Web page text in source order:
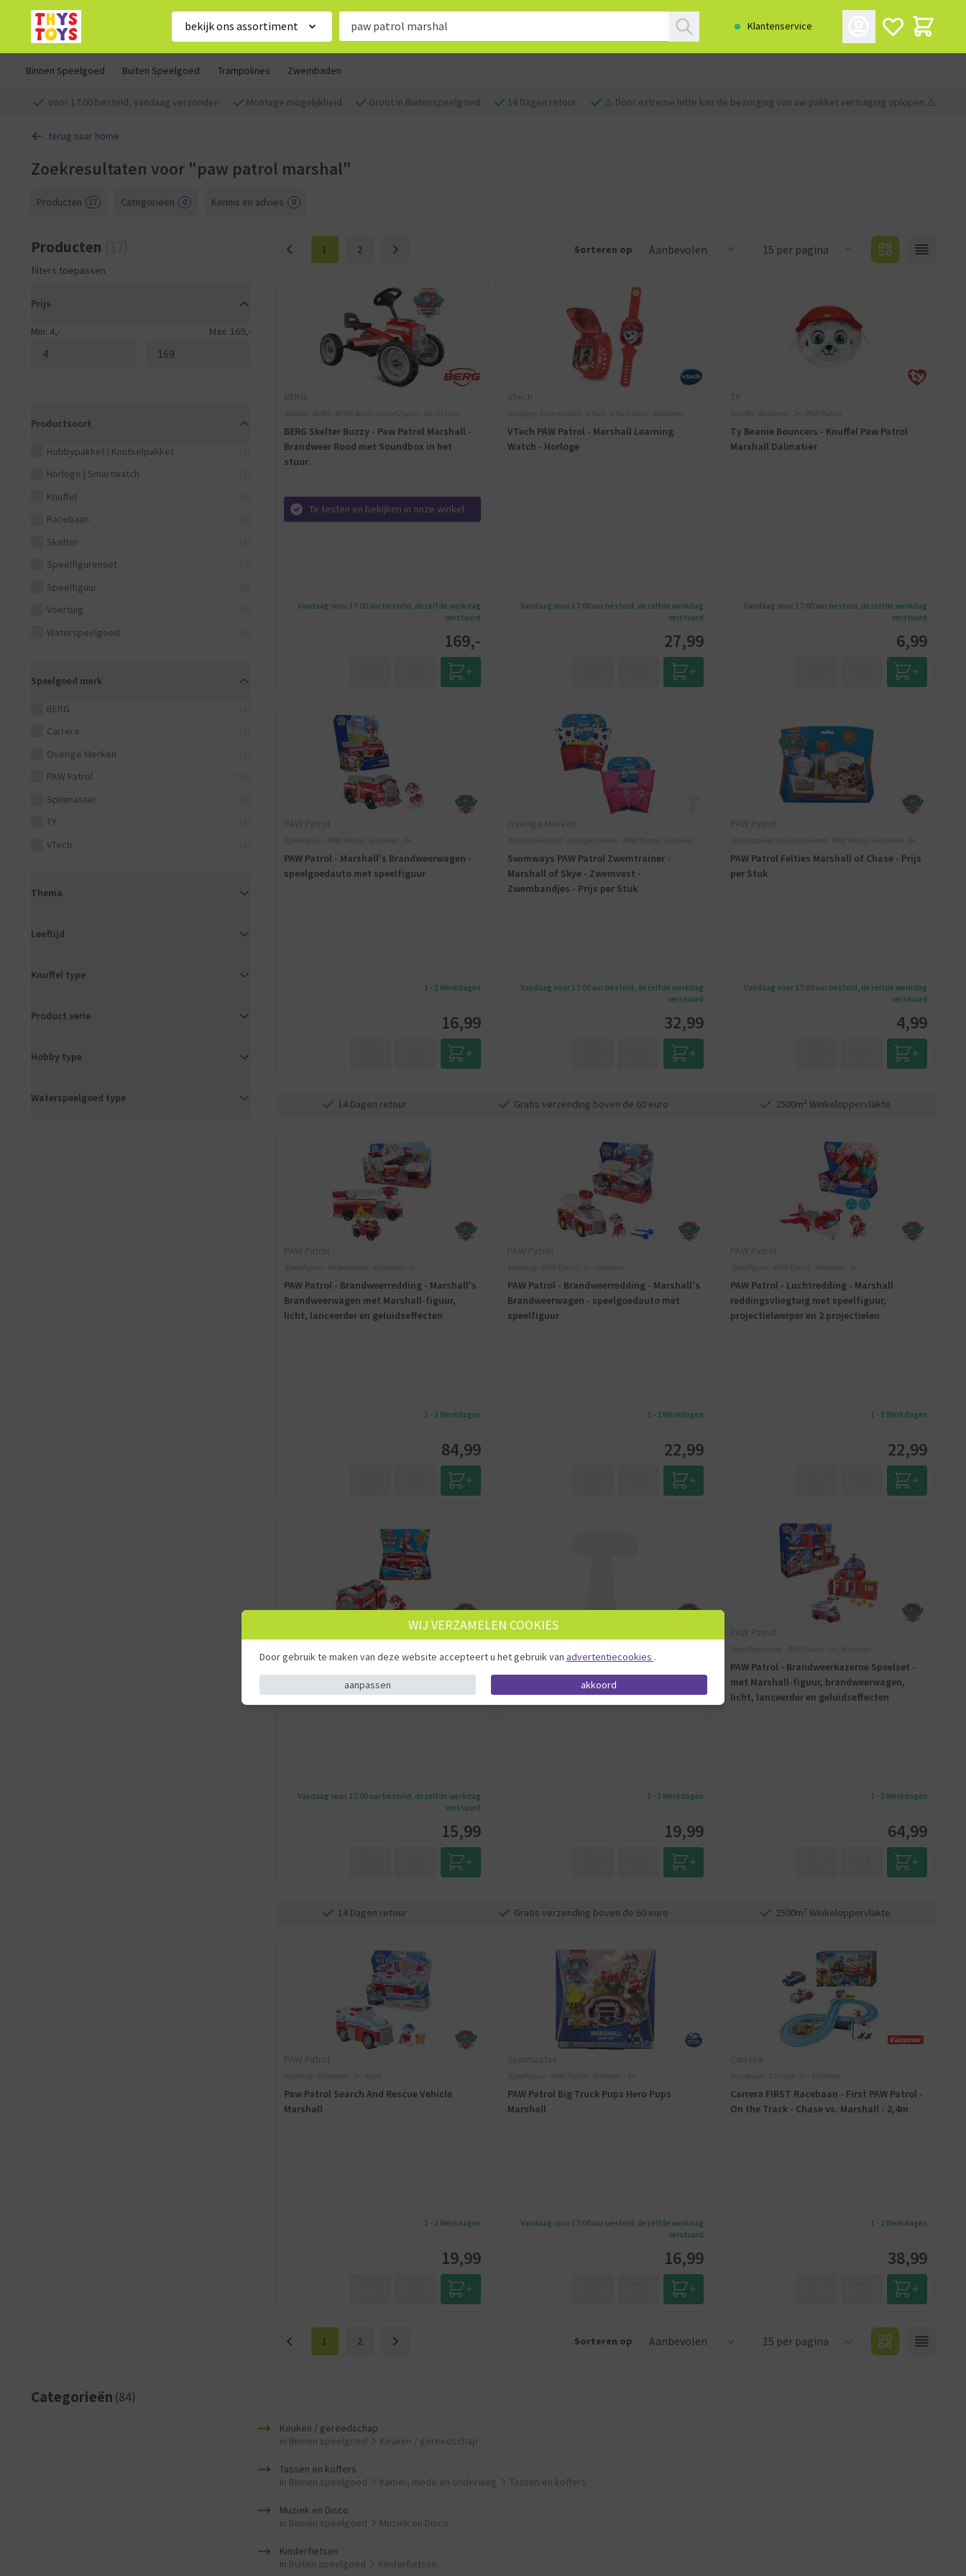
bekijk ons assortiment Klantenservice
Binnen Speelgoed Buiten Speelgoed Trampolines Zwembaden
Voor 17:00 besteld, vandaag verzonden Montage mogelijkheid Groot in Buitenspeelgoed 14 Dagen retour ⚠️ Door extreme hitte kan de bezorging van uw pakket vertraging oplopen ⚠️
terug naar home
Zoekresultaten voor "paw patrol marshal"
Producten 17 Categorieën 0 Kennis en advies 0
Producten
filters toepassen
Prijs
Min: 4,- Max: 169,-
Productsoort
Hobbypakket l Knutselpakket
Horloge | Smartwatch
Knuffel
Racebaan
Skelter
Speelfigurenset
Speelfiguur
Voertuig
Waterspeelgoed
Speelgoed merk
BERG
Carrera
Overige Merken
PAW Patrol
Spinmaster
TY
VTech
Thema
Leeftijd
Knuffel type
Product serie
Hobby type
Waterspeelgoed type
1 2 Sorteren op
BERG
Skelter - BERG - BERG Buzzy (vanaf 2 jaar) - 85 - 115 cm
BERG Skelter Buzzy - Paw Patrol Marshall -
Brandweer Rood met Soundbox in het
stuur.
Te testen en bekijken in onze winkel.
Vandaag voor 17:00 uur besteld, dezelfde werkdag
verstuurd
169,-
VTech
Horloge | Smartwatch - VTech - VTech Serie - Kinderen
VTech PAW Patrol - Marshall Learning
Watch - Horloge
Vandaag voor 17:00 uur besteld, dezelfde werkdag
verstuurd
27,99
TY
Knuffel - Kinderen - 3+ - PAW Patrol
Ty Beanie Bouncers - Knuffel Paw Patrol
Marshall Dalmatiër
Vandaag voor 17:00 uur besteld, dezelfde werkdag
verstuurd
6,99
PAW Patrol
Speelfiguur - PAW Patrol - Kinderen - 3+
PAW Patrol - Marshall's Brandweerwagen -
speelgoedauto met speelfiguur
1 - 2 Werkdagen
16,99
Overige Merken
Waterspeelgoed - Overige merken - PAW Patrol - Kinderen
Swimways PAW Patrol Zwemtrainer -
Marshall of Skye - Zwemvest -
Zwembandjes - Prijs per Stuk
Vandaag voor 17:00 uur besteld, dezelfde werkdag
verstuurd
32,99
PAW Patrol
Hobbypakket l Knutselpakket - PAW Patrol - Kinderen - 3+
PAW Patrol Felties Marshall of Chase - Prijs
per Stuk
Vandaag voor 17:00 uur besteld, dezelfde werkdag
verstuurd
4,99
14 Dagen retour Gratis verzending boven de 60 euro 2500m² Winkeloppervlakte
PAW Patrol
Speelfiguur - Nickelodeon - Kinderen - 3+
PAW Patrol - Brandweerredding - Marshall's
Brandweerwagen met Marshall-figuur,
licht, lanceerder en geluidseffecten
1 - 2 Werkdagen
84,99
PAW Patrol
Voertuig - PAW Patrol - 3+ - Kinderen
PAW Patrol - Brandweerredding - Marshall's
Brandweerwagen - speelgoedauto met
speelfiguur
1 - 2 Werkdagen
22,99
PAW Patrol
Speelfiguur - PAW Patrol - Kinderen - 3+
PAW Patrol - Luchtredding - Marshall
reddingsvliegtuig met speelfiguur,
projectielwerper en 2 projectielen
1 - 3 Werkdagen
22,99
PAW Patrol Basic Voertuig - Marshall
Vandaag voor 17:00 uur besteld, dezelfde werkdag
verstuurd
15,99
PAW Patrol
Paw Patrol Pup Squad Launchers Marshall
1 - 3 Werkdagen
19,99
PAW Patrol
Speelfigurenset - PAW Patrol - 3+ - Kinderen
PAW Patrol - Brandweerkazerne Speelset -
met Marshall-figuur, brandweerwagen,
licht, lanceerder en geluidseffecten
1 - 2 Werkdagen
64,99
14 Dagen retour Gratis verzending boven de 60 euro 2500m² Winkeloppervlakte
PAW Patrol
Voertuig - Kinderen - 3+ - Auto
Paw Patrol Search And Rescue Vehicle
Marshall
1 - 2 Werkdagen
19,99
Spinmaster
Speelfiguur - PAW Patrol - Kinderen - 3+
PAW Patrol Big Truck Pups Hero Pups
Marshall
Vandaag voor 17:00 uur besteld, dezelfde werkdag
verstuurd
16,99
Carrera
Racebaan - Carrera - 3+ - Kinderen
Carrera FIRST Racebaan - First PAW Patrol -
On the Track - Chase vs. Marshall - 2,4m
1 - 2 Werkdagen
38,99
1 2 Sorteren op
Categorieën (84)
Keuken / gereedschap
in Binnen speelgoed Keuken / gereedschap
Tassen en koffers
in Binnen speelgoed Kamer, mode en onderweg Tassen en koffers
Muziek en Disco
in Binnen speelgoed Muziek en Disco
Kinderfietsen
in Buiten speelgoed Kinderfietsen
WIJ VERZAMELEN COOKIES
Door gebruik te maken van deze website accepteert u het gebruik van advertentiecookies .
aanpassen akkoord